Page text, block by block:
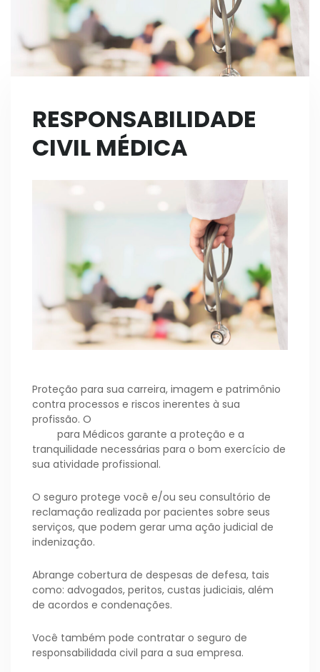
RESPONSABILIDADE
CIVIL MÉDICA
Proteção para sua carreira, imagem e patrimônio
contra processos e riscos inerentes à sua
profissão. O
para Médicos garante a proteção e a
tranquilidade necessárias para o bom exercício de
sua atividade profissional.
O seguro protege você e/ou seu consultório de
reclamação realizada por pacientes sobre seus
serviços, que podem gerar uma ação judicial de
indenização.
Abrange cobertura de despesas de defesa, tais
como: advogados, peritos, custas judiciais, além
de acordos e condenações.
Você também pode contratar o seguro de
responsabilidada civil para a sua empresa.